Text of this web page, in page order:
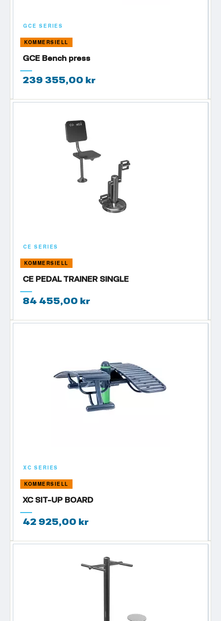
GCE SERIES
KOMMERSIELL
GCE Bench press
239 355,00 kr
CE SERIES
KOMMERSIELL
CE PEDAL TRAINER SINGLE
84 455,00 kr
XC SERIES
KOMMERSIELL
XC SIT-UP BOARD
42 925,00 kr